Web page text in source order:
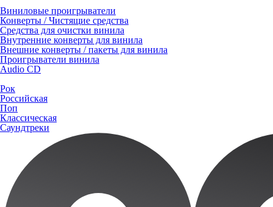
Виниловые проигрыватели
Конверты / Чистящие средства
Средства для очистки винила
Внутренние конверты для винила
Внешние конверты / пакеты для винила
Проигрыватели винила
Audio CD
Рок
Российская
Поп
Классическая
Саундтреки